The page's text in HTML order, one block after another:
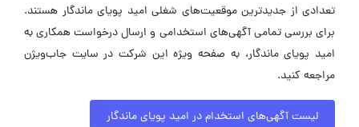
تعدادی از جدیدترین موقعیت‌های شغلی امید پویای ماندگار هستند.
برای بررسی تمامی آگهی‌های استخدامی و ارسال درخواست همکاری به
امید پویای ماندگار، به صفحه ویژه این شرکت در سایت جاب‌ویژن
مراجعه کنید.
لیست آگهی‌های استخدام در امید پویای ماندگار